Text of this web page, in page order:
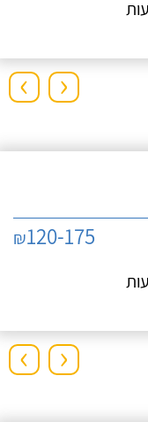
› ‹
₪120-175
› ‹